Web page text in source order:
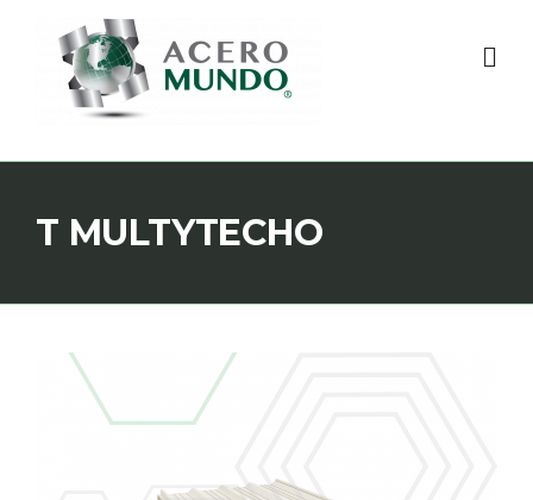
T MULTYTECHO